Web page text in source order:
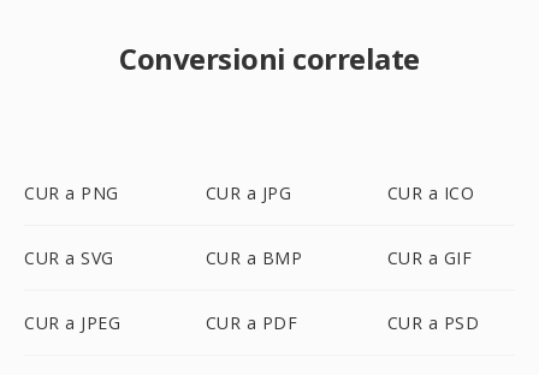
Conversioni correlate
CUR a PNG CUR a JPG CUR a ICO
CUR a SVG CUR a BMP CUR a GIF
CUR a JPEG CUR a PDF CUR a PSD